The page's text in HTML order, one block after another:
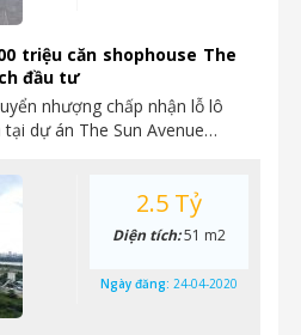
triệu căn shophouse The
đầu tư
nhượng chấp nhận lỗ lô
dự án The Sun Avenue…
2.5 Tỷ
Diện tích:51 m2
Ngày đăng: 24-04-2020